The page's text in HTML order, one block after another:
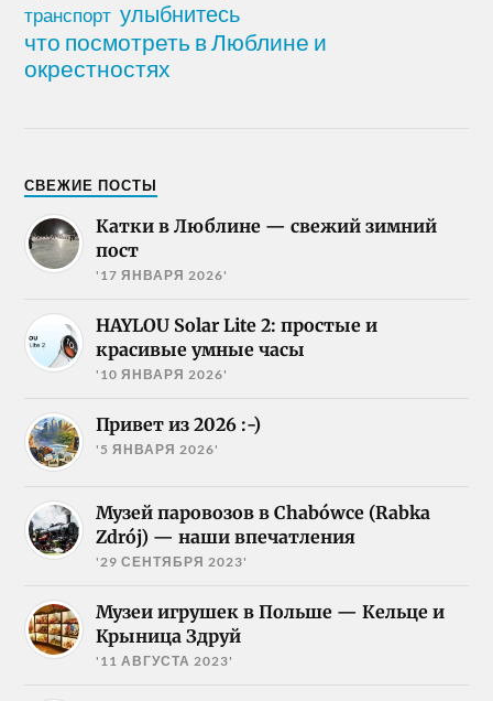
транспорт улыбнитесь
что посмотреть в Люблине и
окрестностях
СВЕЖИЕ ПОСТЫ
Катки в Люблине — свежий зимний
пост
'17 ЯНВАРЯ 2026'
HAYLOU Solar Lite 2: простые и
красивые умные часы
'10 ЯНВАРЯ 2026'
Привет из 2026 :-)
'5 ЯНВАРЯ 2026'
Музей паровозов в Chabówce (Rabka
Zdrój) — наши впечатления
'29 СЕНТЯБРЯ 2023'
Музеи игрушек в Польше — Кельце и
Крыница Здруй
'11 АВГУСТА 2023'